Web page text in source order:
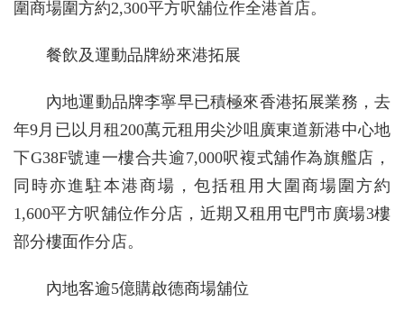
圍商場圍方約2,300平方呎舖位作全港首店。
餐飲及運動品牌紛來港拓展
內地運動品牌李寧早已積極來香港拓展業務，去
年9月已以月租200萬元租用尖沙咀廣東道新港中心地
下G38F號連一樓合共逾7,000呎複式舖作為旗艦店，
同時亦進駐本港商場，包括租用大圍商場圍方約
1,600平方呎舖位作分店，近期又租用屯門市廣場3樓
部分樓面作分店。
內地客逾5億購啟德商場舖位